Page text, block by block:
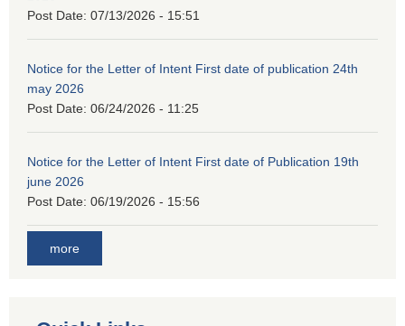
Post Date: 07/13/2026 - 15:51
Notice for the Letter of Intent First date of publication 24th
may 2026
Post Date: 06/24/2026 - 11:25
Notice for the Letter of Intent First date of Publication 19th
june 2026
Post Date: 06/19/2026 - 15:56
more